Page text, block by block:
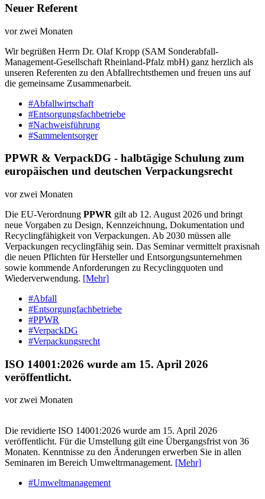
Neuer Referent
vor zwei Monaten
Wir begrüßen Herrn Dr. Olaf Kropp (SAM Sonderabfall-
Management-Gesellschaft Rheinland-Pfalz mbH) ganz herzlich als
unseren Referenten zu den Abfallrechtsthemen und freuen uns auf
die gemeinsame Zusammenarbeit.
#Abfallwirtschaft
#Entsorgungsfachbetriebe
#Nachweisführung
#Sammelentsorger
PPWR & VerpackDG - halbtägige Schulung zum
europäischen und deutschen Verpackungsrecht
vor zwei Monaten
Die EU-Verordnung PPWR gilt ab 12. August 2026 und bringt
neue Vorgaben zu Design, Kennzeichnung, Dokumentation und
Recyclingfähigkeit von Verpackungen. Ab 2030 müssen alle
Verpackungen recyclingfähig sein. Das Seminar vermittelt praxisnah
die neuen Pflichten für Hersteller und Entsorgungsunternehmen
sowie kommende Anforderungen zu Recyclingquoten und
Wiederverwendung. [Mehr]
#Abfall
#Entsorgungfachbetriebe
#PPWR
#VerpackDG
#Verpackungsrecht
ISO 14001:2026 wurde am 15. April 2026
veröffentlicht.
vor zwei Monaten
Die revidierte ISO 14001:2026 wurde am 15. April 2026
veröffentlicht. Für die Umstellung gilt eine Übergangsfrist von 36
Monaten. Kenntnisse zu den Änderungen erwerben Sie in allen
Seminaren im Bereich Umweltrmanagement. [Mehr]
#Umweltmanagement